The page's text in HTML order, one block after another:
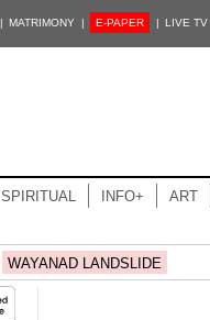
MATRIMONY | E-PAPER | LIVE TV
SPIRITUAL INFO+ ART
WAYANAD LANDSLIDE